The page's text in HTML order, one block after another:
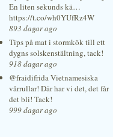
En liten sekunds kä…
https://t.co/wh0YUfRz4W
893 dagar ago
Tips på mat i stormkök till ett
dygns solskenstältning, tack!
918 dagar ago
@fraidifrida Vietnamesiska
vårrullar! Där har vi det, det får
det bli! Tack!
999 dagar ago